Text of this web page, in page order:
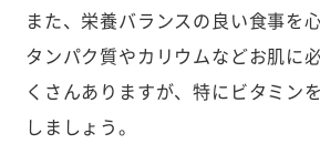
また、栄養バランスの良い食事を
タンパク質やカリウムなどお肌に
くさんありますが、特にビタミン
しましょう。